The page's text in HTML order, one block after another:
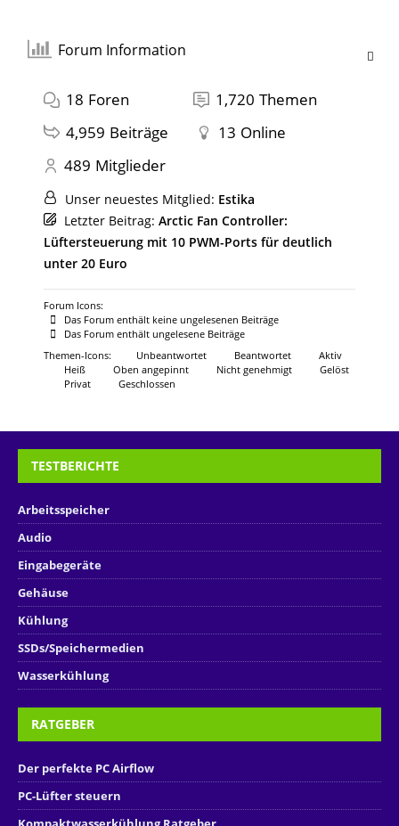
Forum Information
18 Foren 1,720 Themen
4,959 Beiträge 13 Online
489 Mitglieder
Unser neuestes Mitglied: Estika
Letzter Beitrag: Arctic Fan Controller:
Lüftersteuerung mit 10 PWM-Ports für deutlich
unter 20 Euro
Forum Icons:
Das Forum enthält keine ungelesenen Beiträge
Das Forum enthält ungelesene Beiträge
Themen-Icons:
Unbeantwortet Beantwortet
Aktiv
Heiß
Oben angepinnt Nicht genehmigt
Gelöst
Privat
Geschlossen
TESTBERICHTE
Arbeitsspeicher
Audio
Eingabegeräte
Gehäuse
Kühlung
SSDs/Speichermedien
Wasserkühlung
RATGEBER
Der perfekte PC Airflow
PC-Lüfter steuern